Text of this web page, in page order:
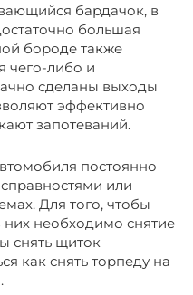
бардачок, в
большая
бороде также
чего-либо и
сделаны выходы
эффективно
запотеваний.
постоянно
или
Для того, чтобы
них необходимо снятие
снять щиток
как снять торпеду на